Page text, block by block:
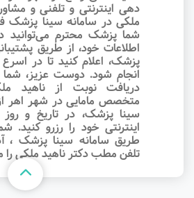
دهی اینترنتی و تلفنی و
ملکی در سامانه سینا پزشک
شما پزشک محترم می‌توانید
اطلاعات خود، از طریق
پزشک، اعلام کنید تا در
انجام شود. دوست عزیز، شما
دریافت نوبت از ناهید
متخصص مامایی در شهر اهر
سینا پزشک، در تاریخ و روز
اینترنتی خود را رزرو کنید.
طریق سامانه سینا پزشک ،
تلفن مطب دکتر ناهید ملکی را